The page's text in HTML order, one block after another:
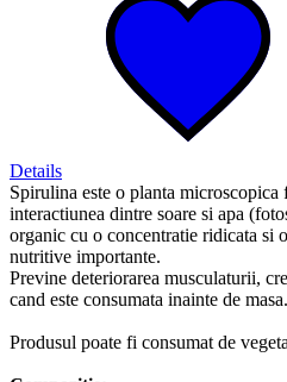
Details
Spirulina este o planta
interactiunea dintre soare si apa
organic cu o concentratie ridicata si
nutritive importante.
Previne deteriorarea musculaturii,
cand este consumata inainte de masa.
Produsul poate fi consumat de